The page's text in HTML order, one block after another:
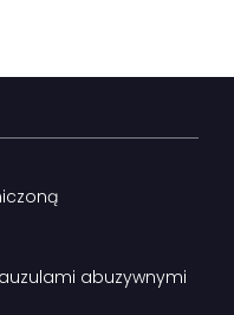
abuzywnymi